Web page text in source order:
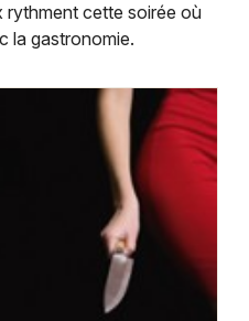
rythment cette soirée où
la gastronomie.